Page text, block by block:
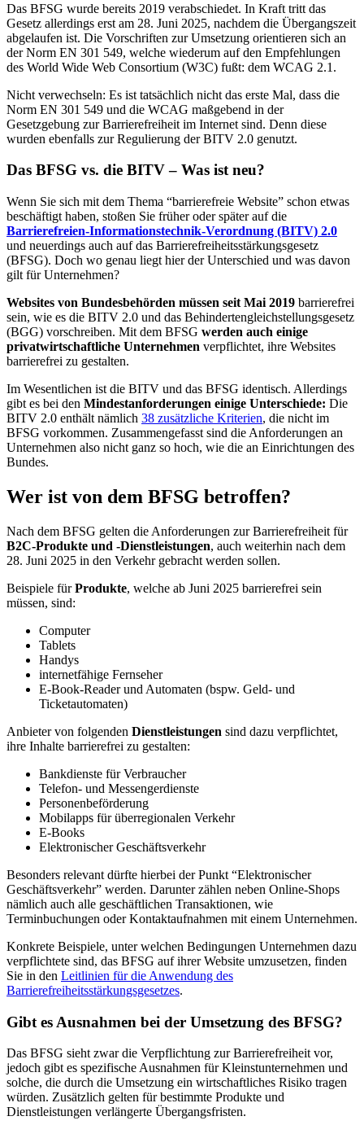
Das BFSG wurde bereits 2019 verabschiedet. In Kraft tritt das
Gesetz allerdings erst am 28. Juni 2025, nachdem die Übergangszeit
abgelaufen ist. Die Vorschriften zur Umsetzung orientieren sich an
der Norm EN 301 549, welche wiederum auf den Empfehlungen
des World Wide Web Consortium (W3C) fußt: dem WCAG 2.1.
Nicht verwechseln: Es ist tatsächlich nicht das erste Mal, dass die
Norm EN 301 549 und die WCAG maßgebend in der
Gesetzgebung zur Barrierefreiheit im Internet sind. Denn diese
wurden ebenfalls zur Regulierung der BITV 2.0 genutzt.
Das BFSG vs. die BITV – Was ist neu?
Wenn Sie sich mit dem Thema “barrierefreie Website” schon etwas
beschäftigt haben, stoßen Sie früher oder später auf die
Barrierefreien-Informationstechnik-Verordnung (BITV) 2.0
und neuerdings auch auf das Barrierefreiheitsstärkungsgesetz
(BFSG). Doch wo genau liegt hier der Unterschied und was davon
gilt für Unternehmen?
Websites von Bundesbehörden müssen seit Mai 2019 barrierefrei
sein, wie es die BITV 2.0 und das Behindertengleichstellungsgesetz
(BGG) vorschreiben. Mit dem BFSG werden auch einige
privatwirtschaftliche Unternehmen verpflichtet, ihre Websites
barrierefrei zu gestalten.
Im Wesentlichen ist die BITV und das BFSG identisch. Allerdings
gibt es bei den Mindestanforderungen einige Unterschiede: Die
BITV 2.0 enthält nämlich 38 zusätzliche Kriterien, die nicht im
BFSG vorkommen. Zusammengefasst sind die Anforderungen an
Unternehmen also nicht ganz so hoch, wie die an Einrichtungen des
Bundes.
Wer ist von dem BFSG betroffen?
Nach dem BFSG gelten die Anforderungen zur Barrierefreiheit für
B2C-Produkte und -Dienstleistungen, auch weiterhin nach dem
28. Juni 2025 in den Verkehr gebracht werden sollen.
Beispiele fürProdukte, welche ab Juni 2025 barrierefrei sein
müssen, sind:
Computer
Tablets
Handys
internetfähige Fernseher
E-Book-Reader und Automaten (bspw. Geld- und
Ticketautomaten)
Anbieter von folgenden Dienstleistungen sind dazu verpflichtet,
ihre Inhalte barrierefrei zu gestalten:
Bankdienste für Verbraucher
Telefon- und Messengerdienste
Personenbeförderung
Mobilapps für überregionalen Verkehr
E-Books
Elektronischer Geschäftsverkehr
Besonders relevant dürfte hierbei der Punkt “Elektronischer
Geschäftsverkehr” werden. Darunter zählen neben Online-Shops
nämlich auch alle geschäftlichen Transaktionen, wie
Terminbuchungen oder Kontaktaufnahmen mit einem Unternehmen.
Konkrete Beispiele, unter welchen Bedingungen Unternehmen dazu
verpflichtete sind, das BFSG auf ihrer Website umzusetzen, finden
Sie in den Leitlinien für die Anwendung des
Barrierefreiheitsstärkungsgesetzes.
Gibt es Ausnahmen bei der Umsetzung des BFSG?
Das BFSG sieht zwar die Verpflichtung zur Barrierefreiheit vor,
jedoch gibt es spezifische Ausnahmen für Kleinstunternehmen und
solche, die durch die Umsetzung ein wirtschaftliches Risiko tragen
würden. Zusätzlich gelten für bestimmte Produkte und
Dienstleistungen verlängerte Übergangsfristen.